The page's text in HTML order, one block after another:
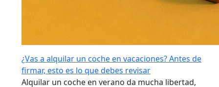
¿Vas a alquilar un coche en vacaciones? Antes de
firmar, esto es lo que debes revisar
Alquilar un coche en verano da mucha libertad,